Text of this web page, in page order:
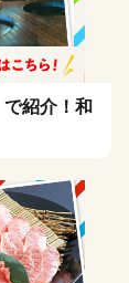
紹介！和